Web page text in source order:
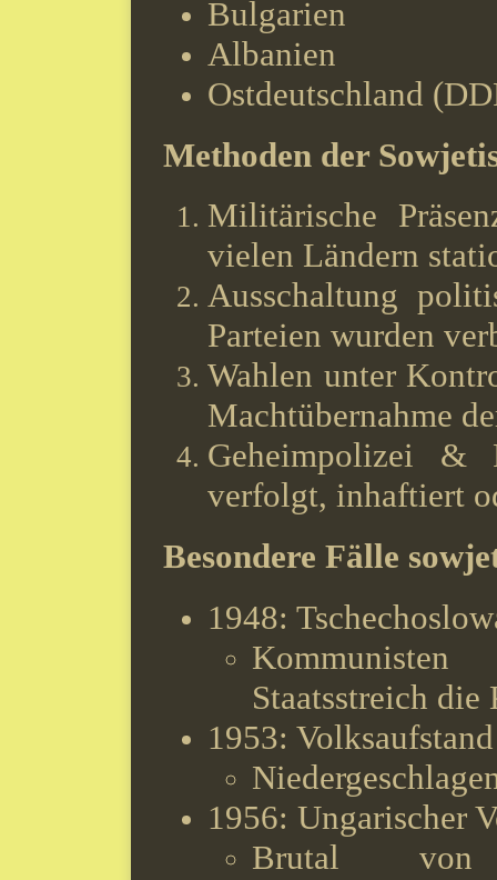
Bulgarien
Albanien
Ostdeutschland
Methoden der
Militärische
vielen Ländern
Ausschaltung
Parteien wurden
Wahlen unter
Machtübernahme
Geheimpolizei &
verfolgt, inhaftiert
Besondere Fälle
1948:
Staatsstreich
1953:
1956: Ungarischer
Brutal von